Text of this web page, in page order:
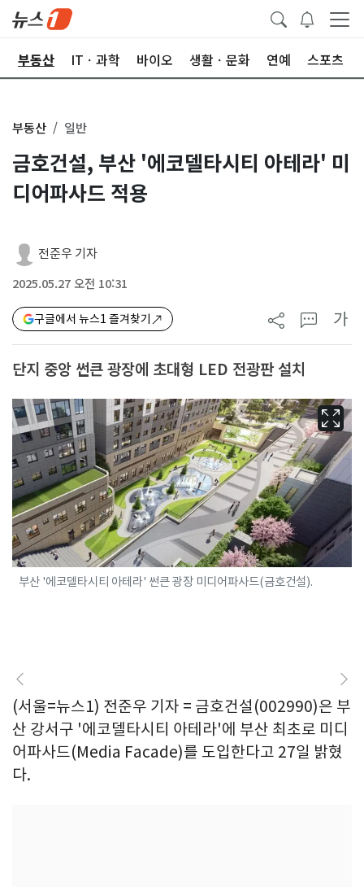
부동산 ITㆍ과학 바이오 생활ㆍ문화 연예 스포츠
부동산 일반
금호건설, 부산 '에코델타시티 아테라' 미
디어파사드 적용
전준우 기자
2025.05.27 오전 10:31
구글에서 뉴스1 즐겨찾기 가
단지 중앙 썬큰 광장에 초대형 LED 전광판 설치
부산 '에코델타시티 아테라' 썬큰 광장 미디어파사드(금호건설).
(서울=뉴스1) 전준우 기자 = 금호건설(002990)은 부
산 강서구 '에코델타시티 아테라'에 부산 최초로 미디
어파사드(Media Facade)를 도입한다고 27일 밝혔
다.